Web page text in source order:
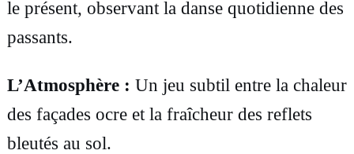
a
u
h
u
i
le présent, observant la danse quotidienne des
passants.
L’Atmosphère : Un jeu subtil entre la chaleur
des façades ocre et la fraîcheur des reflets
bleutés au sol.